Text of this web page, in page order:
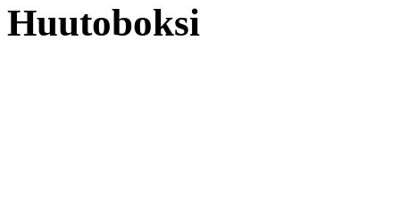
Huutoboksi